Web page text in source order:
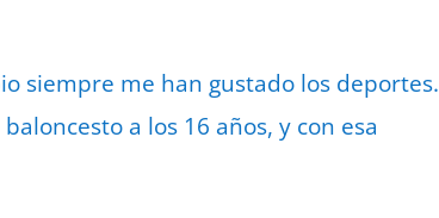
siempre me han gustado los deportes.
a los 16 años, y con esa